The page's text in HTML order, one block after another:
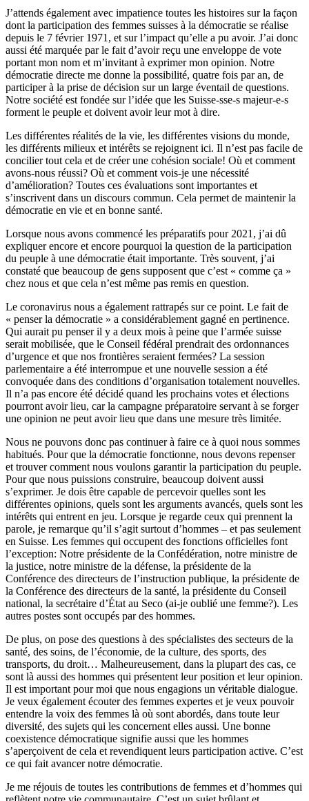
J’attends également avec impatience toutes les histoires sur la façon
dont la participation des femmes suisses à la démocratie se réalise
depuis le 7 février 1971, et sur l’impact qu’elle a pu avoir. J’ai donc
aussi été marquée par le fait d’avoir reçu une enveloppe de vote
portant mon nom et m’invitant à exprimer mon opinion. Notre
démocratie directe me donne la possibilité, quatre fois par an, de
participer à la prise de décision sur un large éventail de questions.
Notre société est fondée sur l’idée que les Suisse-sse-s majeur-e-s
forment le peuple et doivent avoir leur mot à dire.
Les différentes réalités de la vie, les différentes visions du monde,
les différents milieux et intérêts se rejoignent ici. Il n’est pas facile de
concilier tout cela et de créer une cohésion sociale! Où et comment
avons-nous réussi? Où et comment vois-je une nécessité
d’amélioration? Toutes ces évaluations sont importantes et
s’inscrivent dans un discours commun. Cela permet de maintenir la
démocratie en vie et en bonne santé.
Lorsque nous avons commencé les préparatifs pour 2021, j’ai dû
expliquer encore et encore pourquoi la question de la participation
du peuple à une démocratie était importante. Très souvent, j’ai
constaté que beaucoup de gens supposent que c’est « comme ça »
chez nous et que cela n’est même pas remis en question.
Le coronavirus nous a également rattrapés sur ce point. Le fait de
« penser la démocratie » a considérablement gagné en pertinence.
Qui aurait pu penser il y a deux mois à peine que l’armée suisse
serait mobilisée, que le Conseil fédéral prendrait des ordonnances
d’urgence et que nos frontières seraient fermées? La session
parlementaire a été interrompue et une nouvelle session a été
convoquée dans des conditions d’organisation totalement nouvelles.
Il n’a pas encore été décidé quand les prochains votes et élections
pourront avoir lieu, car la campagne préparatoire servant à se forger
une opinion ne peut avoir lieu que dans une mesure très limitée.
Nous ne pouvons donc pas continuer à faire ce à quoi nous sommes
habitués. Pour que la démocratie fonctionne, nous devons repenser
et trouver comment nous voulons garantir la participation du peuple.
Pour que nous puissions construire, beaucoup doivent aussi
s’exprimer. Je dois être capable de percevoir quelles sont les
différentes opinions, quels sont les arguments avancés, quels sont les
intérêts qui entrent en jeu. Lorsque je regarde ceux qui prennent la
parole, je remarque qu’il s’agit surtout d’hommes – et pas seulement
en Suisse. Les femmes qui occupent des fonctions officielles font
l’exception: Notre présidente de la Confédération, notre ministre de
la justice, notre ministre de la défense, la présidente de la
Conférence des directeurs de l’instruction publique, la présidente de
la Conférence des directeurs de la santé, la présidente du Conseil
national, la secrétaire d’État au Seco (ai-je oublié une femme?). Les
autres postes sont occupés par des hommes.
De plus, on pose des questions à des spécialistes des secteurs de la
santé, des soins, de l’économie, de la culture, des sports, des
transports, du droit… Malheureusement, dans la plupart des cas, ce
sont là aussi des hommes qui présentent leur position et leur opinion.
Il est important pour moi que nous engagions un véritable dialogue.
Je veux également écouter des femmes expertes et je veux pouvoir
entendre la voix des femmes là où sont abordés, dans toute leur
diversité, des sujets qui les concernent elles aussi. Une bonne
coexistence démocratique signifie aussi que les hommes
s’aperçoivent de cela et revendiquent leurs participation active. C’est
ce qui fait avancer notre démocratie.
Je me réjouis de toutes les contributions de femmes et d’hommes qui